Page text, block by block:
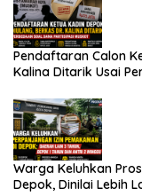
Pendaftaran Calon
Kalina Ditarik Usai
Warga Keluhkan
Depok, Dinilai Lebih